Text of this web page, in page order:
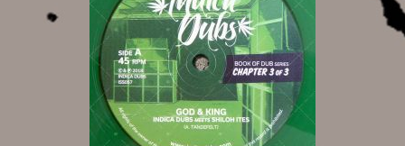
10,00 €